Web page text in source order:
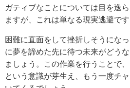
ガティブなことについては目を逸
ますが、これは単なる現実逃避です
困難に直面をして挫折しそうにな
に夢を諦めた先に待つ未来がどう
ましょう。この作業を行うことで
という意識が芽生え、もう一度チ